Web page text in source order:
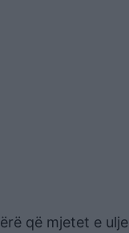
që mjetet e